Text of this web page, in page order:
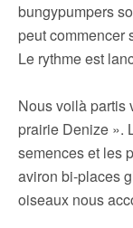
bungypumpers
peut commencer
Le rythme est
Nous voilà partis
prairie Denize ».
semences et les
aviron bi-places
oiseaux nous